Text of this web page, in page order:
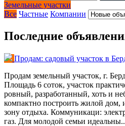
Земельные участки
Все Частные Компании
Последние
Продам: садовый участок в
Продам земельный участок, г.
Площадь 6 соток, участок
ровный, разработанный, хоть и
компактно построить жилой дом,
зону отдыха. Коммуникаци:
газ. Для молодой семьи